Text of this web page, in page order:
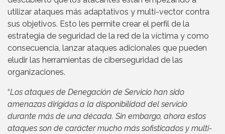
utilizar ataques más adaptativos y multi-vector contra
sus objetivos. Esto les permite crear el perfil de la
estrategia de seguridad de la red de la víctima y como
consecuencia, lanzar ataques adicionales que pueden
eludir las herramientas de ciberseguridad de las
organizaciones.
“Los ataques de Denegación de Servicio han sido
amenazas dirigidas a la disponibilidad del servicio
durante más de una década. Sin embargo, ahora estos
ataques son de carácter mucho más sofisticados y multi-